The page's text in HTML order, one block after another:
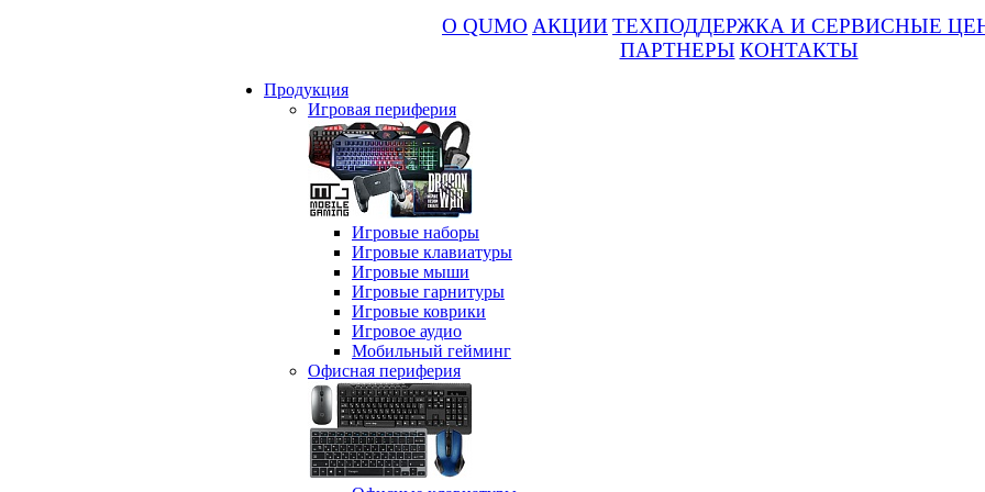
О QUMO АКЦИИ ТЕХПОДДЕРЖКА И СЕРВИСНЫЕ
ПАРТНЕРЫ КОНТАКТЫ
Продукция
Игровая периферия
Игровые наборы
Игровые клавиатуры
Игровые мыши
Игровые гарнитуры
Игровые коврики
Игровое аудио
Мобильный гейминг
Офисная периферия